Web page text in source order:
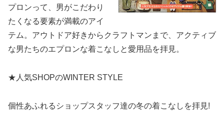
プロンって、男がこだわり
たくなる要素が満載のアイ
テム。アウトドア好きからクラフトマンまで、アクティブ
な男たちのエプロンな着こなしと愛用品を拝見。
★人気SHOPのWINTER STYLE
個性あふれるショップスタッフ達の冬の着こなしを拝見!